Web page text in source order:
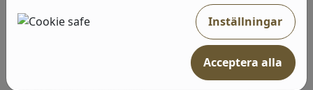
(429428) Grå, Neutral, Sten, betong & trä;Randiga
Inställningar
Acceptera alla